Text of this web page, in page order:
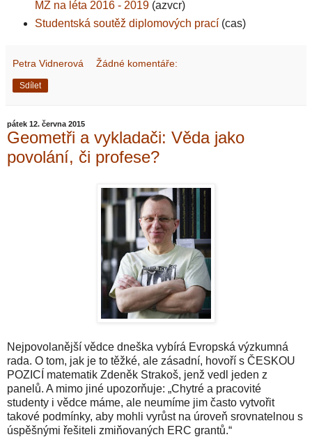
MZ na léta 2016 - 2019 (azvcr)
Studentská soutěž diplomových prací(cas)
Petra Vidnerová Žádné komentáře:
Sdílet
pátek 12. června 2015
Geometři a vykladači: Věda jako
povolání, či profese?
Nejpovolanější vědce dneška vybírá Evropská výzkumná
rada. O tom, jak je to těžké, ale zásadní, hovoří s ČESKOU
POZICÍ matematik Zdeněk Strakoš, jenž vedl jeden z
panelů. A mimo jiné upozorňuje: „Chytré a pracovité
studenty i vědce máme, ale neumíme jim často vytvořit
takové podmínky, aby mohli vyrůst na úroveň srovnatelnou s
úspěšnými řešiteli zmiňovaných ERC grantů.“